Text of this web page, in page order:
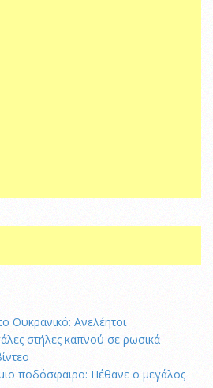
Ουκρανικό: Ανελέητοι
στήλες καπνού σε ρωσικά
ποδόσφαιρο: Πέθανε ο μεγάλος